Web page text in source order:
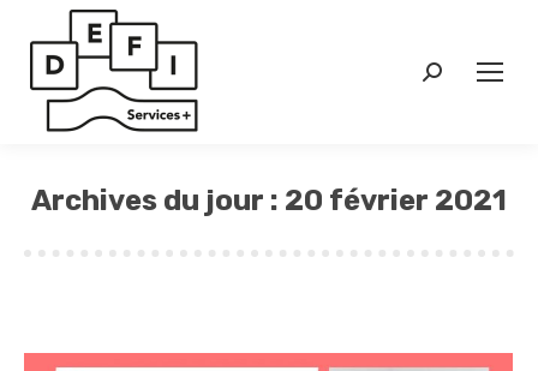
Search:
Archives du jour : 20 février 2021